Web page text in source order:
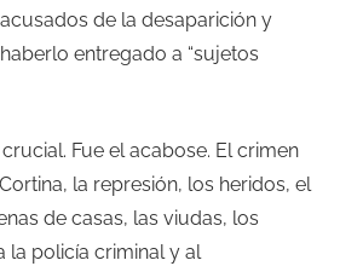
de la desaparición y
entregado a “sujetos
Fue el acabose. El crimen
la represión, los heridos, el
de casas, las viudas, los
la policía criminal y al